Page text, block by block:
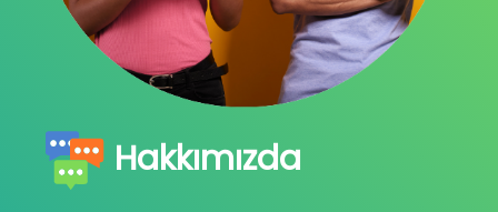
Hakkımızda